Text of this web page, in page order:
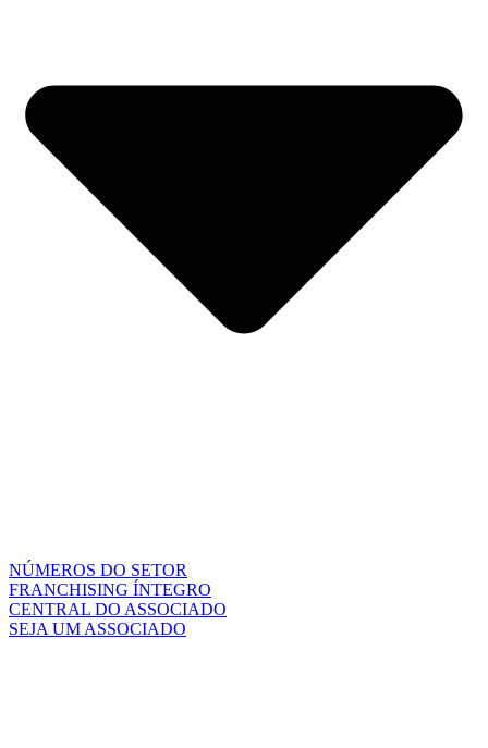
NÚMEROS DO SETOR
FRANCHISING ÍNTEGRO
CENTRAL DO ASSOCIADO
SEJA UM ASSOCIADO